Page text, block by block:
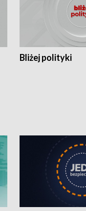
Bliżej polityki